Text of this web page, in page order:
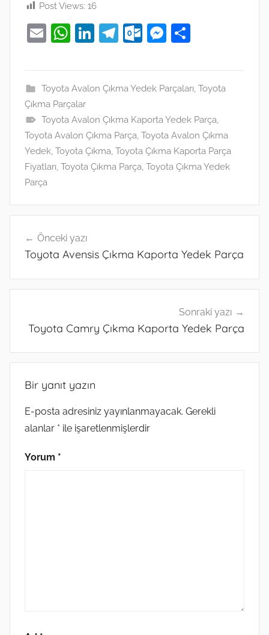
Post Views: 16
E
l
W
s
A
p
p
Li
e
n
T
gr
m
O
o
c
o
m
M
e
g
er
e
Toyota Avalon Çıkma Yedek Parçaları, Toyota
Çıkma Parçalar
Toyota Avalon Çıkma Kaporta Yedek Parça,
Toyota Avalon Çıkma Parça, Toyota Avalon Çıkma
Yedek, Toyota Çıkma, Toyota Çıkma Kaporta Parça
Fiyatları, Toyota Çıkma Parça, Toyota Çıkma Yedek
Parça
gezinmesi
Önceki yazı
Toyota Avensis Çıkma Kaporta Yedek Parça
Sonraki yazı
Toyota Camry Çıkma Kaporta Yedek Parça
Bir yanıt yazın
E-posta adresiniz yayınlanmayacak. Gerekli
alanlar * ile işaretlenmişlerdir
Yorum *